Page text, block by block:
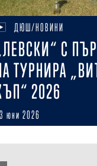
ДЮШ/НОВИНИ
С
ТУРНИРА
2026
юни 2026